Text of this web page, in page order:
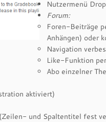
Nutzermenü
Forum:
Foren-Beiträge
Anhängen) oder
Navigation
Like-Funktion
Abo einzelner
aktiviert)
und Spaltentitel fest